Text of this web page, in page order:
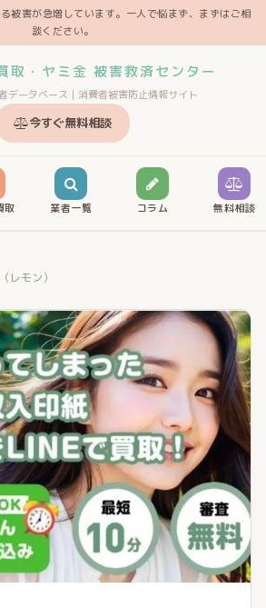
被害が急増しています。一人で悩まず、まずはご相
談ください。
取・ヤミ金 被害救済センター
データベース｜消費者被害防止情報サイト
今すぐ無料相談
取 業者一覧 コラム 無料相談
レモン）